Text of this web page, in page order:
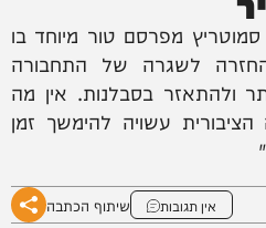
מפרסם טור מיוחד בו
לשגרה של התחבורה
ולהתאזר בסבלנות. אין מה
עשויה להימשך זמן
אין תגובות שיתוף הכתבה